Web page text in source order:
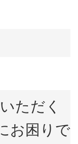
ただく
お困りで